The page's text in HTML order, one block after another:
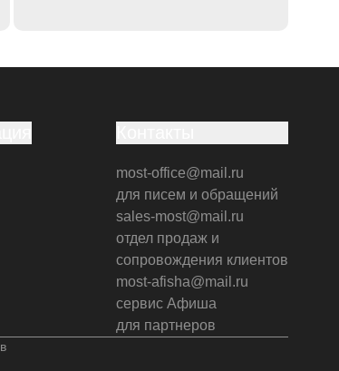
most-office@mail.ru
для писем и обращений
sales-most@mail.ru
отдел продаж и
сопровождения клиентов
most-afisha@mail.ru
сервис Афиша
для партнеров